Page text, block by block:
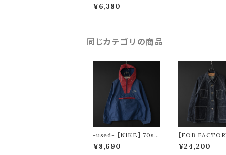
ry】 boa lining coat
¥6,380
同じカテゴリの商品
-used- 【NIKE】 70s
nylon pullover parka
made in USA
¥8,690
【FOB
OVER ALL
¥24,200